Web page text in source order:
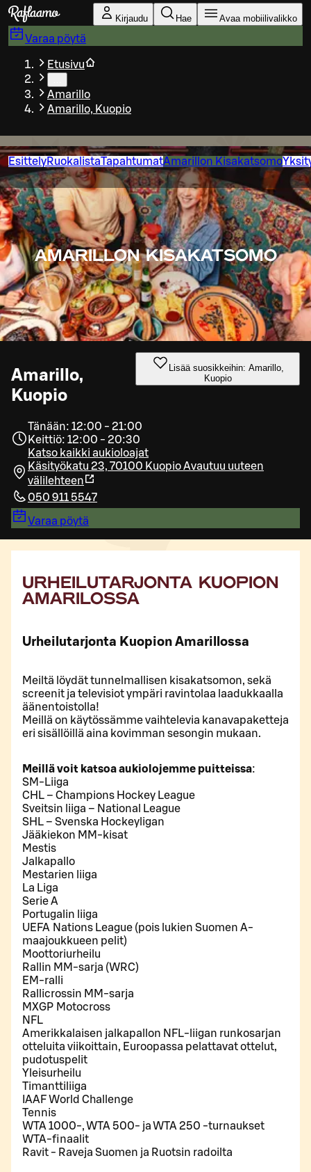
Siirry pääsisältöön
Kirjaudu Hae Avaa mobiilivalikko
Varaa pöytä
Etusivu
Amarillo
Amarillo, Kuopio
EsittelyRuokalistaTapahtumatAmarillon Kisakatsomo
AMARILLON KISAKATSOMO
Amarillo,
Kuopio
Lisää suosikkeihin: Amarillo,
Kuopio
Tänään: 12:00 - 21:00
Keittiö: 12:00 - 20:30
Katso kaikki aukioloajat
Käsityökatu 23, 70100 KuopioAvautuu uuteen
välilehteen
050 911 5547
Varaa pöytä
URHEILUTARJONTA KUOPION
AMARILOSSA
Urheilutarjonta Kuopion Amarillossa
Meiltä löydät tunnelmallisen kisakatsomon, sekä
screenit ja televisiot ympäri ravintolaa laadukkaalla
äänentoistolla!
Meillä on käytössämme vaihtelevia kanavapaketteja
eri sisällöillä aina kovimman sesongin mukaan.
Meillä voit katsoa aukiolojemme puitteissa:
SM-Liiga
CHL – Champions Hockey League
Sveitsin liiga – National League
SHL – Svenska Hockeyligan
Jääkiekon MM-kisat
Mestis
Jalkapallo
Mestarien liiga
La Liga
Serie A
Portugalin liiga
UEFA Nations League (pois lukien Suomen A-
maajoukkueen pelit)
Moottoriurheilu
Rallin MM-sarja (WRC)
EM-ralli
Rallicrossin MM-sarja
MXGP Motocross
NFL
Amerikkalaisen jalkapallon NFL-liigan runkosarjan
otteluita viikoittain, Euroopassa pelattavat ottelut,
pudotuspelit
Yleisurheilu
Timanttiliiga
IAAF World Challenge
Tennis
WTA 1000-, WTA 500- ja WTA 250 -turnaukset
WTA-finaalit
Ravit - Raveja Suomen ja Ruotsin radoilta